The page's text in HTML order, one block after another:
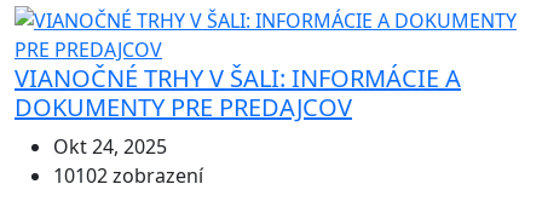
VIANOČNÉ TRHY V ŠALI: INFORMÁCIE A
DOKUMENTY PRE PREDAJCOV
Okt 24, 2025
10102 zobrazení